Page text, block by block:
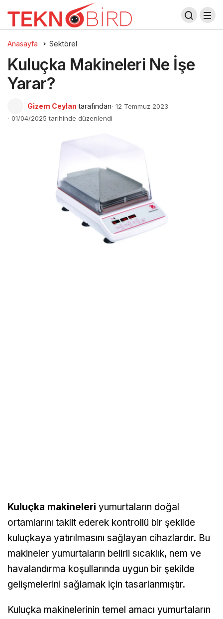
Anasayfa Sektörel
Kuluçka Makineleri Ne İşe
Yarar?
Gizem Ceylan tarafından 12 Temmuz 2023
01/04/2025 tarihinde düzenlendi
Kuluçka makineleri yumurtaların doğal
ortamlarını taklit ederek kontrollü bir şekilde
kuluçkaya yatırılmasını sağlayan cihazlardır. Bu
makineler yumurtaların belirli sıcaklık, nem ve
havalandırma koşullarında uygun bir şekilde
gelişmelerini sağlamak için tasarlanmıştır.
Kuluçka makinelerinin temel amacı yumurtaların